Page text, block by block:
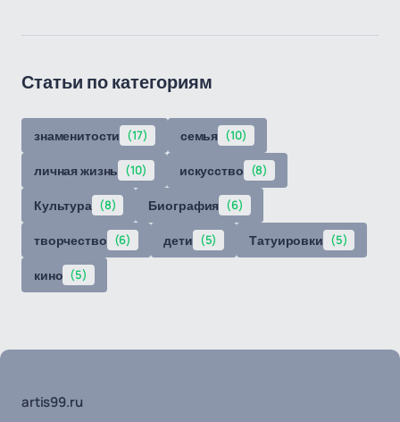
Статьи по категориям
знаменитости (17) семья (10)
личная жизнь (10) искусство (8)
Культура (8) Биография (6)
творчество (6) дети (5) Татуировки (5)
кино (5)
artis99.ru